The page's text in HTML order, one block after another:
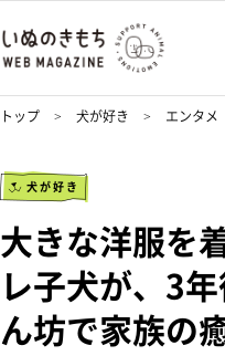
トップ 犬が好き エンタメ
犬が好き
大きな洋服を
レ子犬が、3
ん坊で家族の